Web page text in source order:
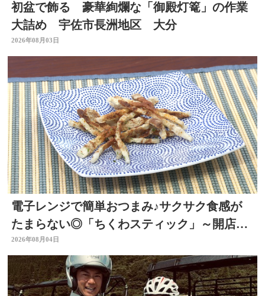
初盆で飾る 豪華絢爛な「御殿灯篭」の作業
大詰め 宇佐市長洲地区 大分
2026年08月03日
電子レンジで簡単おつまみ♪サクサク食感が
たまらない◎「ちくわスティック」～開店！
キッチン別府ちゃん～
2026年08月04日